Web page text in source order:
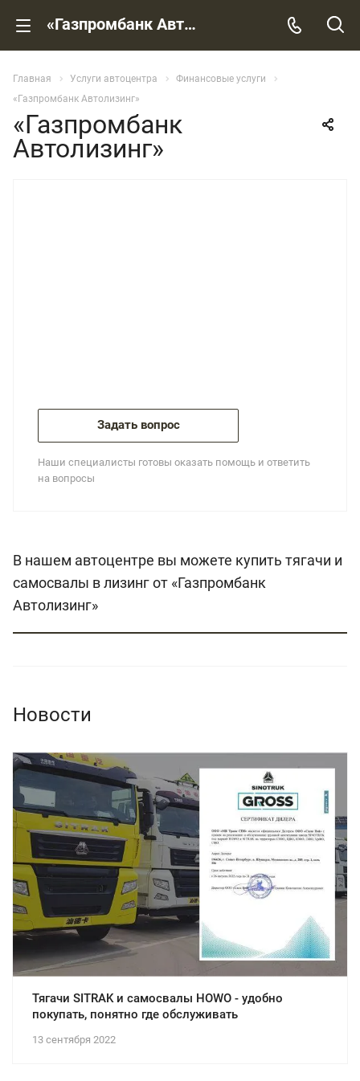
«Газпромбанк Автолизинг»
Главная Услуги автоцентра
Финансовые услуги
«Газпромбанк Автолизинг»
«Газпромбанк
Автолизинг»
Задать вопрос
Наши специалисты готовы оказать помощь и ответить
на вопросы
В нашем автоцентре вы можете купить тягачи и
самосвалы в лизинг от «Газпромбанк
Автолизинг»
Новости
13 сентября 2022
Тягачи SITRAK и самосвалы HOWO - удобно
покупать, понятно где обслуживать